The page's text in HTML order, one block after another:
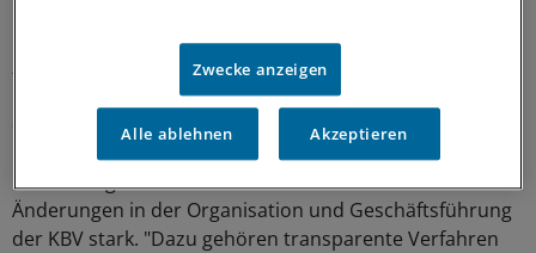
Nach der VV haben die elf in FALK
zusammengeschlossenen KVen die KBV aufgefordert,
"eventuelle Ansprüche gegen die Verantwortlichen
dieser Vorgänge geltend zu machen".
Gleichzeitig machen sich die KVen für strukturelle
Änderungen in der Organisation und Geschäftsführung
der KBV stark. "Dazu gehören transparente Verfahren
Zwecke anzeigen
Alle ablehnen Akzeptieren